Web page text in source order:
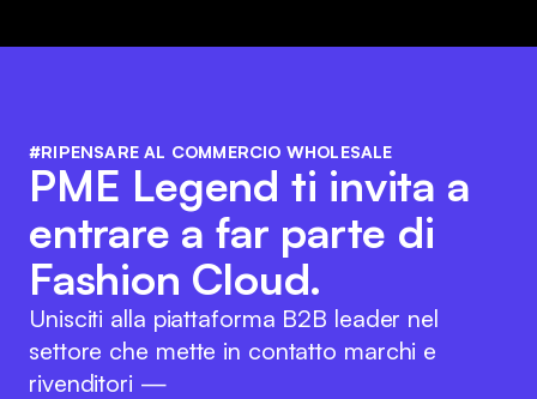
#RIPENSARE AL COMMERCIO WHOLESALE
PME Legend ti invita a
entrare a far parte di
Fashion Cloud.
Unisciti alla piattaforma B2B leader nel
settore che mette in contatto marchi e
rivenditori —